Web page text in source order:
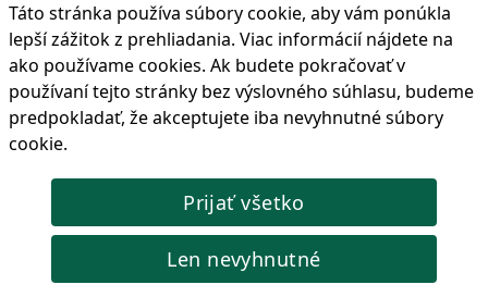
Táto stránka používa súbory cookie, aby vám ponúkla
lepší zážitok z prehliadania. Viac informácií nájdete na
ako používame cookies. Ak budete pokračovať v
používaní tejto stránky bez výslovného súhlasu, budeme
predpokladať, že akceptujete iba nevyhnutné súbory
cookie.
Prijať všetko
Len nevyhnutné
+36/30 343 6714
bratislava@lincos.sk
Lincos s.r.o., Rustaveliho 4, 831 06 Bratislava - m. č.
Rača, Slovensko
Iba sídlo firmy
© Copyright 2026 Lincos s.r.o., všetky práva vyhradené.